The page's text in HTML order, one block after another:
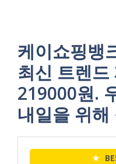
케이쇼핑뱅
최신 트렌
219000원.
내일을 위해
★